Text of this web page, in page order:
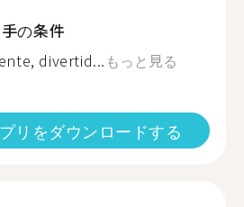
の条件
divertid... もっと見る
リをダウンロードする